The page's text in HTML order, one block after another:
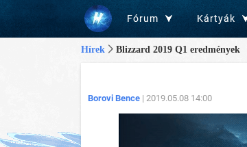
Fórum Kártyák
Hírek Blizzard 2019 Q1 eredmények
Borovi Bence | 2019.05.08 14:00